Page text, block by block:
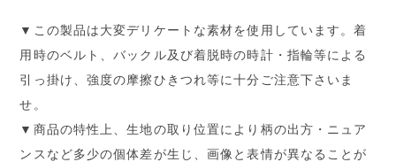
▼この製品は大変デリケートな素材を使用しています。着
用時のベルト、バックル及び着脱時の時計・指輪等による
引っ掛け、強度の摩擦ひきつれ等に十分ご注意下さいま
せ。
▼商品の特性上、生地の取り位置により柄の出方・ニュア
ンスなど多少の個体差が生じ、画像と表情が異なることが